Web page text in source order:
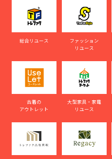
総合リユース
ファッション
リユース
古着の
アウトレット
大型家具・家電
リユース